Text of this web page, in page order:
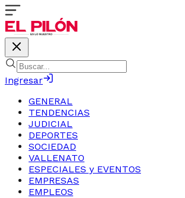
Ingresar
GENERAL
TENDENCIAS
JUDICIAL
DEPORTES
SOCIEDAD
VALLENATO
ESPECIALES y EVENTOS
EMPRESAS
EMPLEOS